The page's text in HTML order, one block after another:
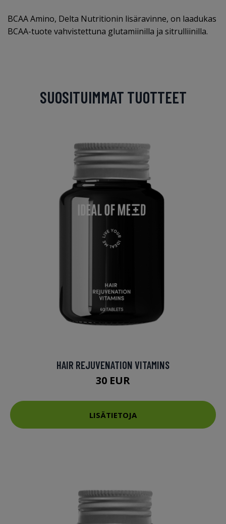
BCAA Amino, Delta Nutritionin lisäravinne, on laadukas
BCAA-tuote vahvistettuna glutamiinilla ja sitrulliinilla.
SUOSITUIMMAT TUOTTEET
HAIR REJUVENATION VITAMINS
30 EUR
LISÄTIETOJA